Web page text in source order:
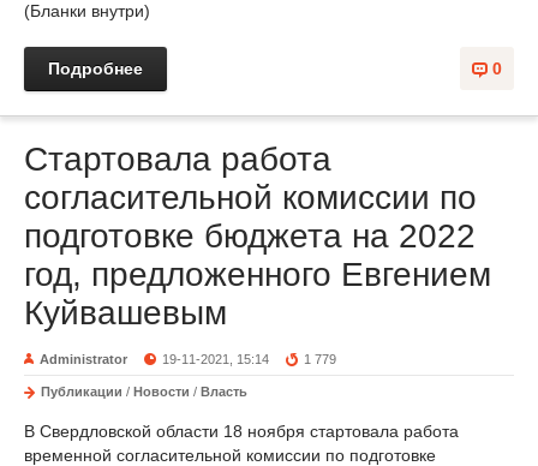
(Бланки внутри)
0
Подробнее
Стартовала работа
согласительной комиссии по
подготовке бюджета на 2022
год, предложенного Евгением
Куйвашевым
Administrator 19-11-2021, 15:14 1 779
Публикации / Новости / Власть
В Свердловской области 18 ноября стартовала работа
временной согласительной комиссии по подготовке